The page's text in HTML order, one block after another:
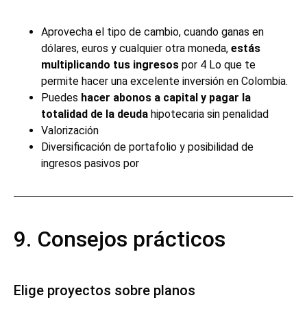
Aprovecha el tipo de cambio, cuando ganas en
dólares, euros y cualquier otra moneda, estás
multiplicando tus ingresos por 4 Lo que te
permite hacer una excelente inversión en Colombia.
Puedes hacer abonos a capital y pagar la
totalidad de la deuda hipotecaria sin penalidad
Valorización
Diversificación de portafolio y posibilidad de
ingresos pasivos por
9. Consejos prácticos
Elige proyectos sobre planos